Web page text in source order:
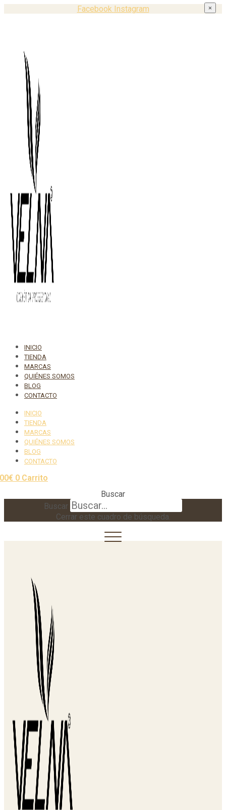
Facebook Instagram
INICIO
TIENDA
MARCAS
QUIÉNES SOMOS
BLOG
CONTACTO
INICIO
TIENDA
MARCAS
QUIÉNES SOMOS
BLOG
CONTACTO
€ 0 Carrito
Buscar
Buscar
Cerrar este cuadro de búsqueda.
×